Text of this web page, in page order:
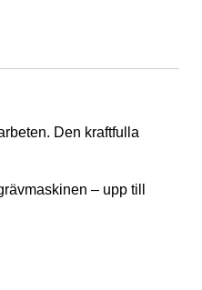
Den kraftfulla
– upp till